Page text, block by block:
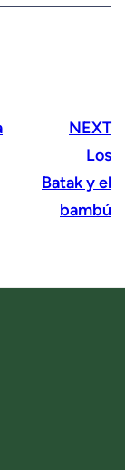
NEXT
Los
Batak y el
bambú